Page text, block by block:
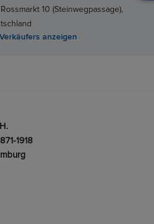
10 (Steinwegpassage),
anzeigen
1918